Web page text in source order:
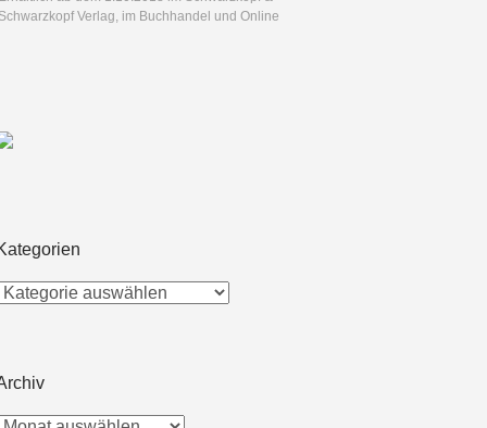
Verlag, im Buchhandel und Online